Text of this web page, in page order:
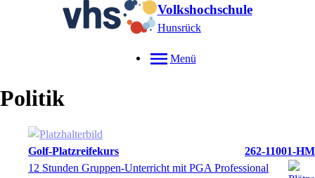
Volkshochschule
Hunsrück
Menü
Politik
Golf-Platzreifekurs
262-11001-HM
12 Stunden Gruppen-Unterricht mit PGA Professional